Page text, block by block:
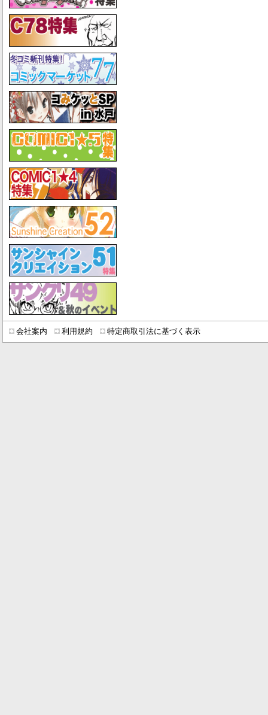
会社案内 利用規約 特定商取引法に基づく表示